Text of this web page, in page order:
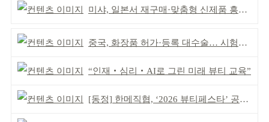
미샤, 일본서 재구매·맞춤형 신제품 흥행 ‘쌍끌이’
중국, 화장품 허가·등록 대수술… 시험자료 공용 허용
“인재‧심리‧AI로 그린 미래 뷰티 교육”
[동정] 한메직협, ‘2026 뷰티페스타’ 공동 주최